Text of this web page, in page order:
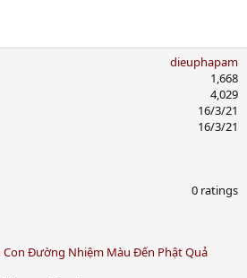
dieuphapam
1,668
4,029
16/3/21
16/3/21
0 ratings
Con Đường Nhiệm Màu Đến Phật Quả